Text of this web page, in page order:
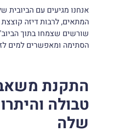
אנחנו מגיעים עם הביובית
המתאים, לרבות דיזה
שורשים שצמחו בתוך
הסתימה ומאפשרים למים
התקנת
טבולה
שלה